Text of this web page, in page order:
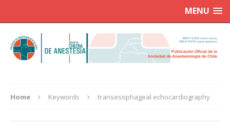
MENU
Home Keywords transesophageal echocardiography